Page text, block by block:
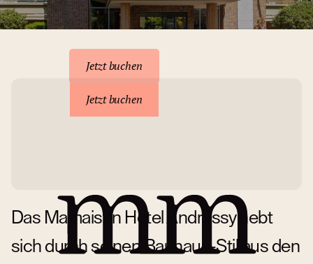
Jetzt buchen
Jetzt buchen
Das Mamaison Hotel Andrássy hebt
sich durch seinen Bauhaus-Stil aus den